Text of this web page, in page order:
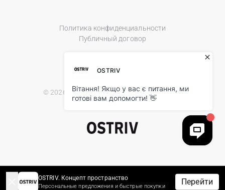
Политика конфиденциальности
Публичный договор
© 2026 Ostriv.ua Store. All Rights Reserved.
OSTRIV. Концепт пространство
Персональные предложения и быстрые покупки Перейти